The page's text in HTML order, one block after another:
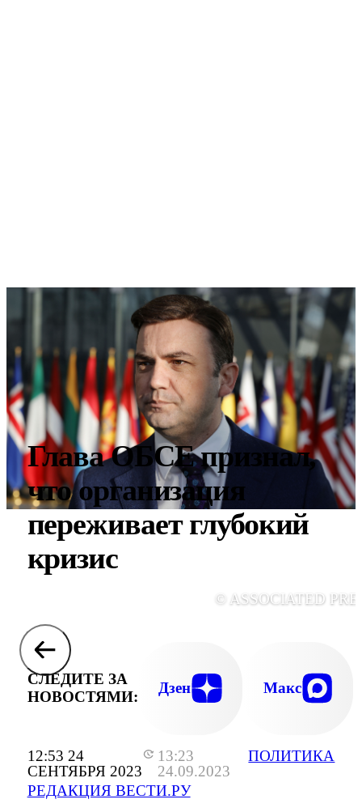
12:53 24
СЕНТЯБРЯ 2023
13:23
24.09.2023
РЕДАКЦИЯ ВЕСТИ.РУ
ПОЛИТИКА
Глава ОБСЕ признал,
что организация
переживает глубокий
кризис
© ASSOCIATED
СЛЕДИТЕ ЗА
НОВОСТЯМИ:
Дзен Макс